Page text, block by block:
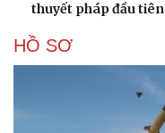
thuyết pháp đầu tiên
HỒ SƠ